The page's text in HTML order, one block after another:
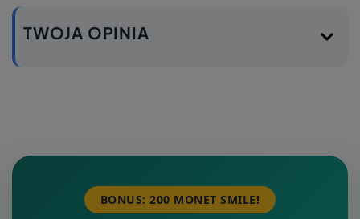
TWOJA OPINIA
BONUS: 200 MONET SMILE!